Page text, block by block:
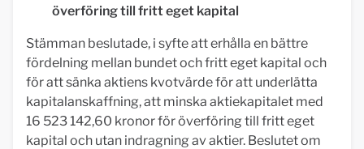
överföring till fritt eget kapital
Stämman beslutade, i syfte att erhålla en bättre
fördelning mellan bundet och fritt eget kapital och
för att sänka aktiens kvotvärde för att underlätta
kapitalanskaffning, att minska aktiekapitalet med
16 523 142,60 kronor för överföring till fritt eget
kapital och utan indragning av aktier. Beslutet om